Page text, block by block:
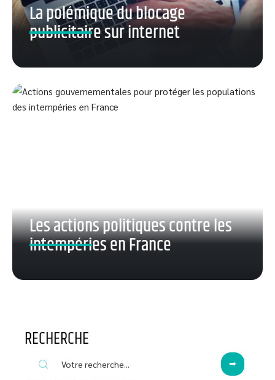
La polémique du blocage
publicitaire sur internet
Les actions politiques contre les
intempéries en France
RECHERCHE